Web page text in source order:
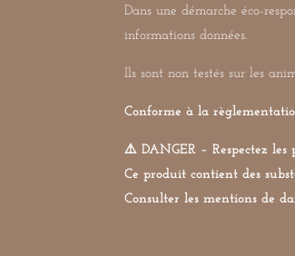
Dans une démarche éco-
informations données.
Ils sont non testés sur les
Conforme à la
⚠️ DANGER – Respectez les
Ce produit contient des
Consulter les mentions de